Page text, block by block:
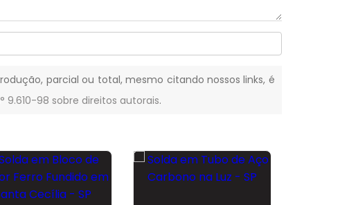
parcial ou total, mesmo citando nossos links, é
9.610-98 sobre direitos autorais.